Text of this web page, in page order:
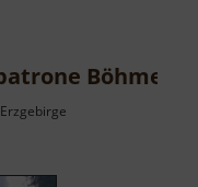
Böhmens